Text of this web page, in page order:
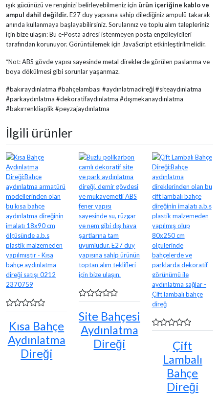
ışık gücünüzü ve renginizi belirleyebilmeniz için ürün içeriğine kablo ve
ampul dahil değildir.E27 duy yapısına sahip dilediğiniz ampulü takarak
anında kullanmaya başlayabilirsiniz. Sorularınız ve toplu alım talepleriniz
için bize ulaşın:Bu e-Posta adresi istenmeyen posta engelleyicileri
tarafından korunuyor. Görüntülemek için JavaScript etkinleştirilmelidir.
*Not: ABS gövde yapısı sayesinde metal direklerde görülen paslanma ve
boya dökülmesi gibi sorunlar yaşanmaz.
#bakıraydınlatma #bahçelambası #aydınlatmadireği #siteaydınlatma
#parkaydınlatma #dekoratifaydınlatma #dışmekanaydınlatma
#bakırrenkliaplik #peyzajaydınlatma
İlgili ürünler
Kısa Bahçe
Aydınlatma
Direği
Site Bahçesi
Aydınlatma
Direği
Çift
Lambalı
Bahçe
Direği